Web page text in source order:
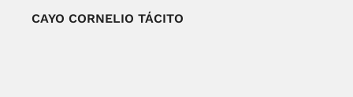
CAYO CORNELIO TÁCITO